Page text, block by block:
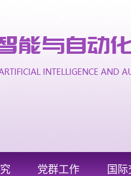
党群工作 国